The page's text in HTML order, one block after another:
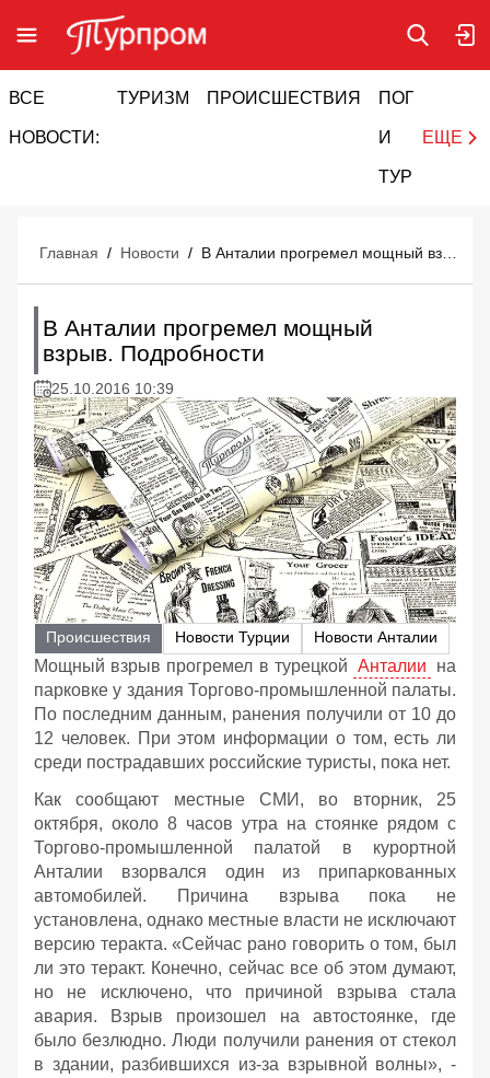
ВСЕ
НОВОСТИ:
ТУРИЗМ ПРОИСШЕСТВИЯ ПОГОДА
И
ТУРИЗМ
ЕЩЕ
Главная / Новости /
В Анталии прогремел мощный
взрыв. Подробности
25.10.2016 10:39
Происшествия Новости Турции Новости Анталии
Мощный взрыв прогремел в турецкой Анталии
на
парковке у здания Торгово-промышленной палаты.
По последним данным, ранения получили от 10 до
12 человек. При этом информации о том, есть ли
среди пострадавших российские туристы, пока нет.
Как сообщают местные СМИ, во вторник, 25
октября, около 8 часов утра на стоянке рядом с
Торгово-промышленной палатой в курортной
Анталии взорвался один из припаркованных
автомобилей. Причина взрыва пока не
установлена, однако местные власти не исключают
версию теракта. «Сейчас рано говорить о том, был
ли это теракт. Конечно, сейчас все об этом думают,
но не исключено, что причиной взрыва стала
авария. Взрыв произошел на автостоянке, где
было безлюдно. Люди получили ранения от стекол
в здании, разбившихся из-за взрывной волны», -